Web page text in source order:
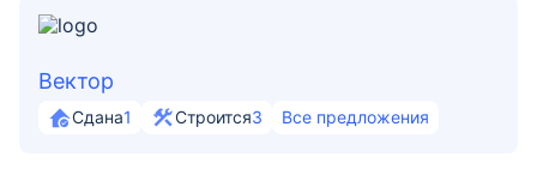
Вектор
Сдана1 Строится3 Все предложения